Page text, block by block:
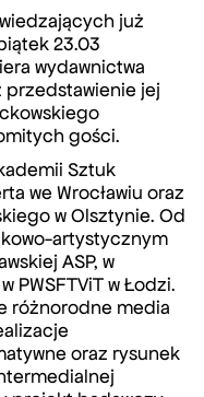
już
23.03
wydawnictwa
jej
gości.
Sztuk
we Wrocławiu oraz
w Olsztynie. Od
artystycznym
ASP, w
PWSFTViT w Łodzi.
różnorodne media
oraz rysunek